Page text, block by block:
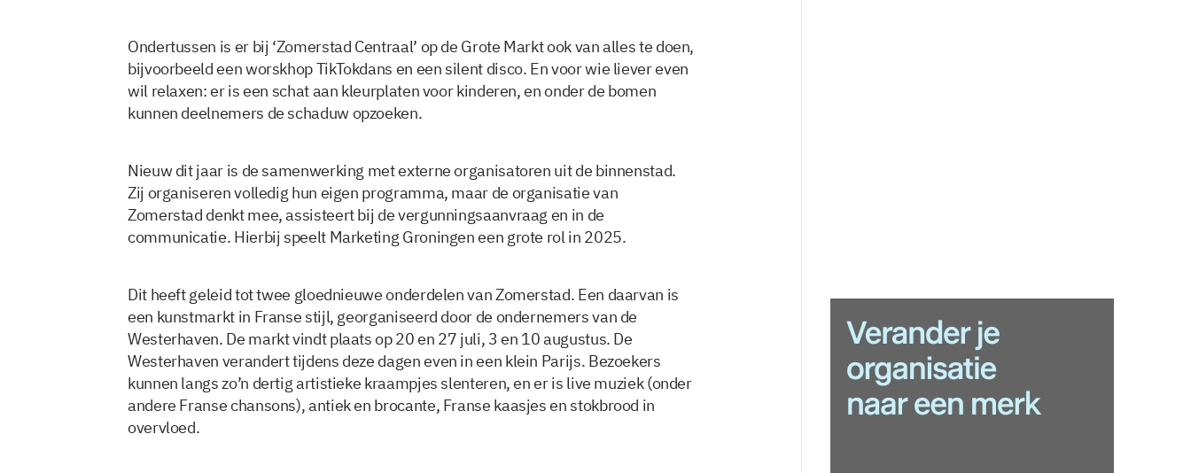
Ondertussen is er bij ‘Zomerstad Centraal’ op de Grote Markt ook van alles te doen,
bijvoorbeeld een worskhop TikTokdans en een silent disco. En voor wie liever even
wil relaxen: er is een schat aan kleurplaten voor kinderen, en onder de bomen
kunnen deelnemers de schaduw opzoeken.
Nieuw dit jaar is de samenwerking met externe organisatoren uit de binnenstad.
Zij organiseren volledig hun eigen programma, maar de organisatie van
Zomerstad denkt mee, assisteert bij de vergunningsaanvraag en in de
communicatie. Hierbij speelt Marketing Groningen een grote rol in 2025.
Dit heeft geleid tot twee gloednieuwe onderdelen van Zomerstad. Een daarvan is
een kunstmarkt in Franse stijl, georganiseerd door de ondernemers van de
Westerhaven. De markt vindt plaats op 20 en 27 juli, 3 en 10 augustus. De
Westerhaven verandert tijdens deze dagen even in een klein Parijs. Bezoekers
kunnen langs zo’n dertig artistieke kraampjes slenteren, en er is live muziek (onder
andere Franse chansons), antiek en brocante, Franse kaasjes en stokbrood in
overvloed.